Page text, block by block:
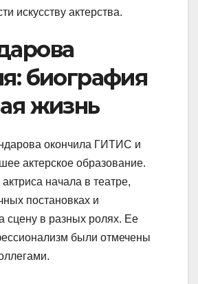
искусству актерства.
биография
жизнь
окончила ГИТИС и
актерское образование.
начала в театре,
постановках и
сцену в разных ролях. Ее
были отмечены